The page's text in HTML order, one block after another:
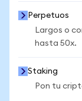
Perpetuos
Largos o
hasta 50x.
Staking
Pon tu